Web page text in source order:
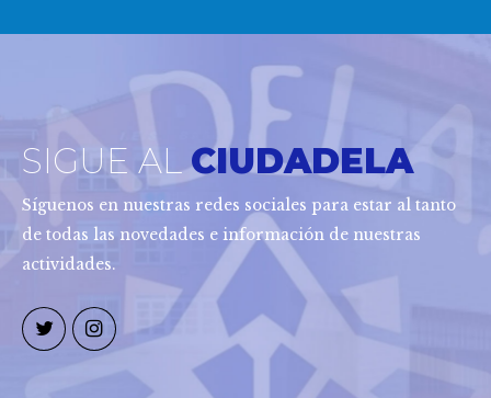
SIGUE ALCIUDADELA
Síguenos en nuestras redes sociales para estar al tanto
de todas las novedades e información de nuestras
actividades.